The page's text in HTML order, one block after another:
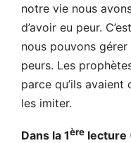
notre vie nous
d’avoir eu peur.
nous pouvons gérer
peurs. Les
parce qu’ils
les imiter.
Dans la 1ère lecture